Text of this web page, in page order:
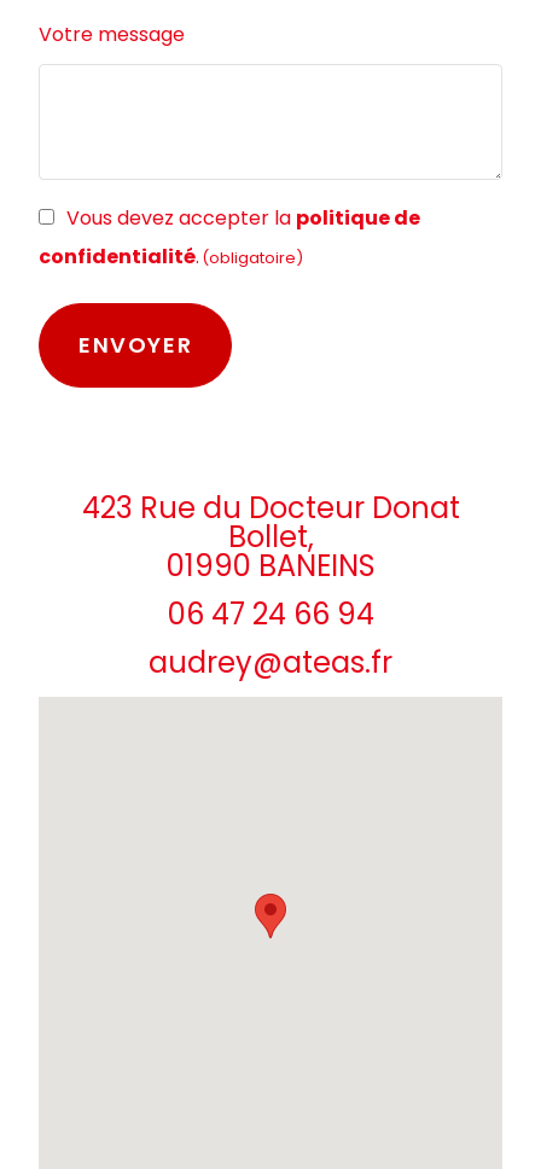
Votre message
RGPDVous devez accepter la politique de
confidentialité. (obligatoire)
423 Rue du Docteur Donat
Bollet,
01990 BANEINS
06 47 24 66 94
audrey@ateas.fr